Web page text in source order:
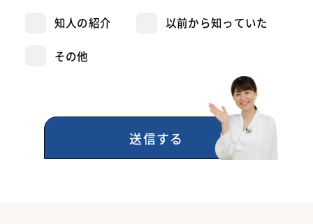
知人の紹介 以前から知っていた
その他